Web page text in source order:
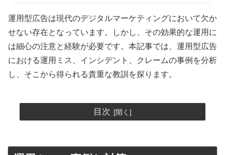
運用型広告は現代のデジタルマーケティングにおいて欠か
せない存在となっています。しかし、その効果的な運用に
は細心の注意と経験が必要です。本記事では、運用型広告
における運用ミス、インシデント、クレームの事例を分析
し、そこから得られる貴重な教訓を探ります。
目次